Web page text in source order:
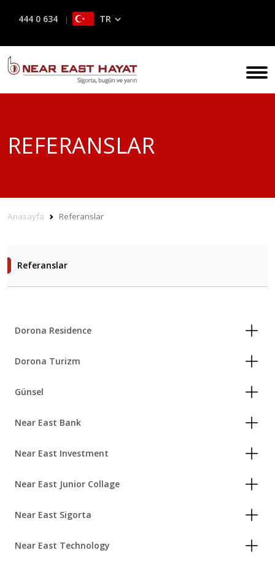
444 0 634 TR
REFERANSLAR
Anasayfa Referanslar
Referanslar
Dorona Residence
Dorona Turizm
Günsel
Near East Bank
Near East Investment
Near East Junior Collage
Near East Sigorta
Near East Technology